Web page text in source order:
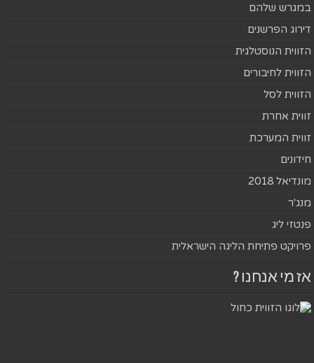
במגרש שלהם
דירוג הפרשנים
הזווית הנוסטלגית
הזווית לחיבורים
הזווית לסל
זווית אחרת
זווית המערכת
חידונים
מונדיאל 2018
מנג'ר
פנטזי ליג
פרויקט פתיחת הליגה הישראלית
אז מי אנחנו ?